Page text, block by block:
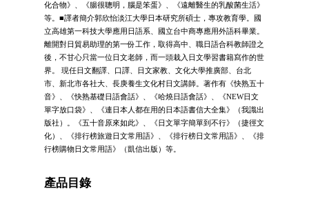
化合物》、《腸很聰明，腦是笨蛋》、《遠離醫生的乳酸菌生活》
等。■譯者簡介郭欣怡淡江大學日本研究所碩士，專攻教育學。國
立高雄第一科技大學應用日語系、國立台中商專應用外語科畢業。
離開對日貿易助理的第一份工作，取得高中、職日語合科教師證之
後，不甘心只當一位日文老師，而一頭栽入日文學習書籍寫作的世
界。 現任日文翻譯、口譯、日文家教、文化大學推廣部、台北
市、新北市各社大、長庚養生文化村日文講師。著作有《快熟五十
音》、《快熟基礎日語會話》、《哈燒日語會話》、《NEW日文
單字放口袋》、《連日本人都在用的日本語書信大全集》（我識出
版社）。《五十音原來如此》、《日文單字簡單到不行》（捷徑文
化）、《排行榜旅遊日文常用語》、《排行榜日文常用語》、《排
行榜購物日文常用語》（凱信出版）等。
產品目錄